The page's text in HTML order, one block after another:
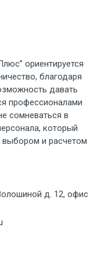
до 3 тн
до 5 тн
до 8 тн
до 10 тн
до 20 тн
6 м, вес до 8 тн
ориентируется
благодаря
давать
профессионалами
сомневаться в
который
и расчетом
д. 12, офис